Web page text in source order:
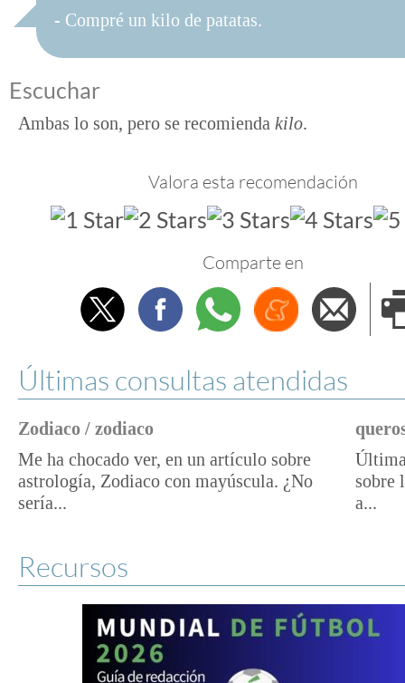
- Compré un kilo de patatas.
Escuchar
Ambas lo son, pero se recomienda kilo.
Valora esta recomendación
Comparte en
TwitterFacebookWhatsappMenéame
Últimas consultas atendidas
Zodiaco / zodiaco
Me ha chocado ver, en un artículo sobre
astrología, Zodiaco con mayúscula. ¿No
sería...
sobre
a...
Recursos